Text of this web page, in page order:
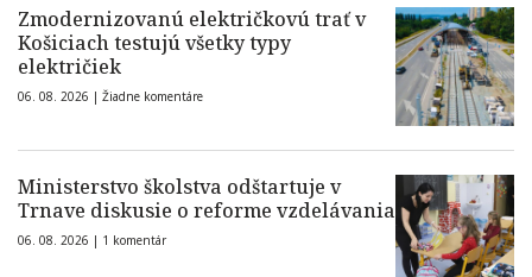
Zmodernizovanú električkovú trať v
Košiciach testujú všetky typy
električiek
06. 08. 2026 | Žiadne komentáre
Ministerstvo školstva odštartuje v
Trnave diskusie o reforme vzdelávania
06. 08. 2026 | 1 komentár